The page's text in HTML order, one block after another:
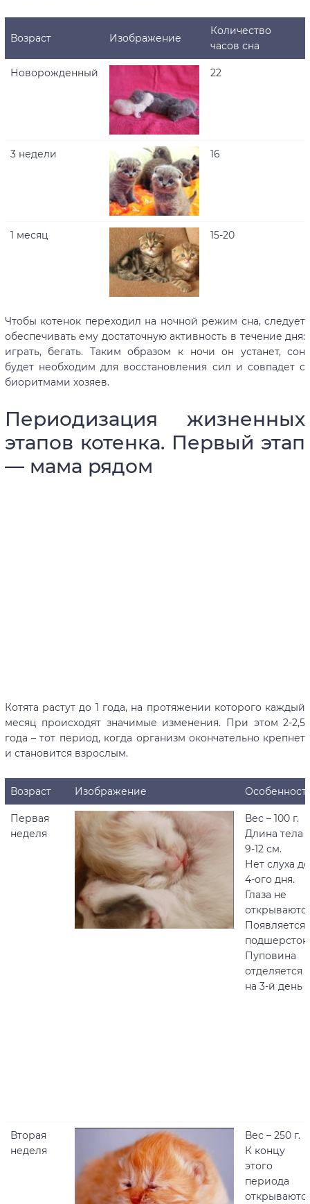
Возраст Изображение
Количество
часов сна
Новорожденный 22
3 недели 16
1 месяц 15-20
Чтобы котенок переходил на ночной режим сна, следует
обеспечивать ему достаточную активность в течение дня:
играть, бегать. Таким образом к ночи он устанет, сон
будет необходим для восстановления сил и совпадет с
биоритмами хозяев.
Периодизация жизненных
этапов котенка. Первый этап
— мама рядом
Котята растут до 1 года, на протяжении которого каждый
месяц происходят значимые изменения. При этом 2-2,5
года – тот период, когда организм окончательно крепнет
и становится взрослым.
Возраст Изображение
Первая
неделя
Вес – 100 г.
Длина тела –
9-12 см.
Нет слуха до
4-ого дня.
Глаза не
Появляется
подшерсток.
Пуповина
отделяется
на 3-й день
Вторая
неделя
Вес – 250 г.
К концу
этого
периода